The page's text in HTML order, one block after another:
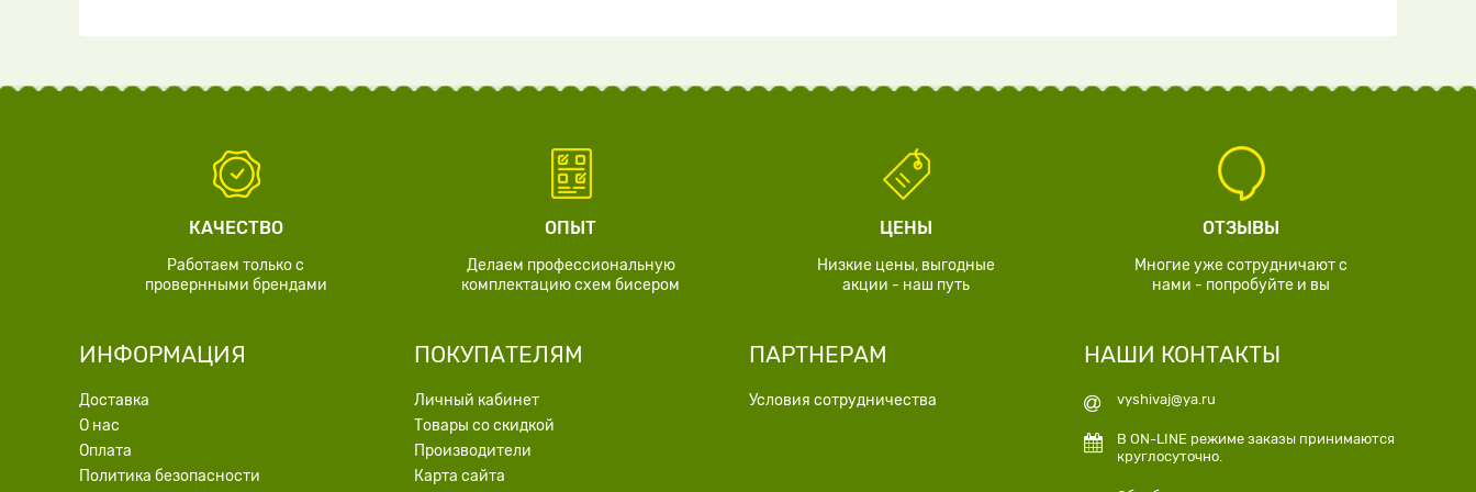
КАЧЕСТВО
Работаем только с
провернными брендами
ОПЫТ
Делаем профессиональную
комплектацию схем бисером
ЦЕНЫ
Низкие цены, выгодные
акции - наш путь
ОТЗЫВЫ
Многие уже сотрудничают с
нами - попробуйте и вы
ИНФОРМАЦИЯ
Доставка
О нас
Оплата
Политика безопасности
ПОКУПАТЕЛЯМ
Личный кабинет
Товары со скидкой
Производители
Карта сайта
ПАРТНЕРАМ
Условия сотрудничества
НАШИ КОНТАКТЫ
vyshivaj@ya.ru
В ON-LINE режиме заказы принимаются
круглосуточно.